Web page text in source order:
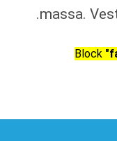
massa.
Block